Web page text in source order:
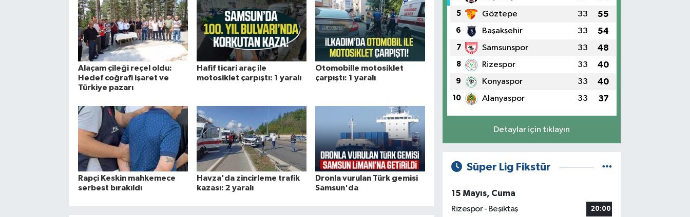
Alaçam çileği reçel oldu:
Hedef coğrafi işaret ve
Türkiye pazarı
Hafif ticari araç ile
motosiklet çarpıştı: 1 yaralı
Otomobille motosiklet
çarpıştı: 1 yaralı
Rapçi Keskin mahkemece
serbest bırakıldı
Havza'da zincirleme trafik
kazası: 2 yaralı
Dronla vurulan Türk gemisi
Samsun'da
5 Göztepe 33 55
6 Başakşehir 33 54
7 Samsunspor 33 48
8 Rizespor 33 40
9 Konyaspor 33 40
10 Alanyaspor 33 37
Detaylar için tıklayın
Süper Lig Fikstür
15 Mayıs, Cuma
Rizespor - Beşiktaş
20:00